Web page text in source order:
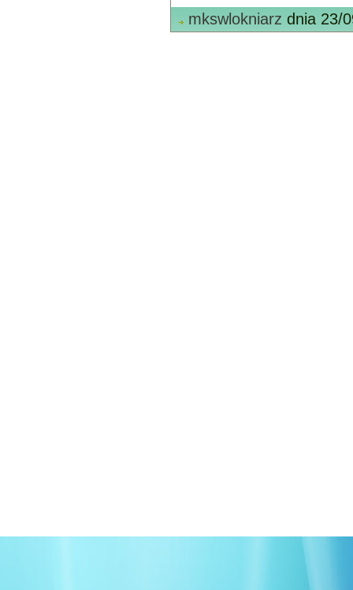
mkswlokniarz dnia 23/